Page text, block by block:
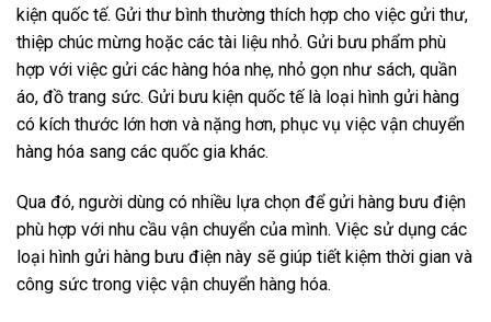
kiện quốc tế. Gửi thư bình thường thích hợp cho việc gửi thư,
thiệp chúc mừng hoặc các tài liệu nhỏ. Gửi bưu phẩm phù
hợp với việc gửi các hàng hóa nhẹ, nhỏ gọn như sách, quần
áo, đồ trang sức. Gửi bưu kiện quốc tế là loại hình gửi hàng
có kích thước lớn hơn và nặng hơn, phục vụ việc vận chuyển
hàng hóa sang các quốc gia khác.
Qua đó, người dùng có nhiều lựa chọn để gửi hàng bưu điện
phù hợp với nhu cầu vận chuyển của mình. Việc sử dụng các
loại hình gửi hàng bưu điện này sẽ giúp tiết kiệm thời gian và
công sức trong việc vận chuyển hàng hóa.